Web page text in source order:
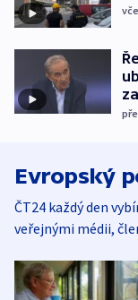
Evropský
ČT24 každý den
veřejnými médii,